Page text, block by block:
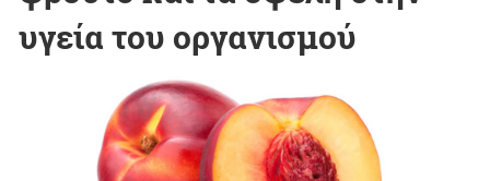
υγεία του οργανισμού